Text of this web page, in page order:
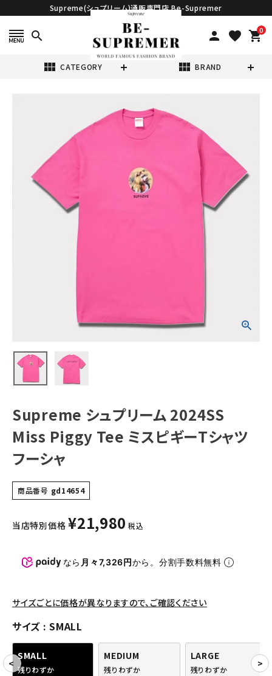
Supreme(シュプリーム)通販専門店 Be-Supremer
search person favorite 0
shopping_cart
view_module CATEGORY view_module BRAND
Tシャツ・ロングスリーブ
パーカー・トレーナー
キャップ・ハット
ニット帽・ビーニー
その他バッグ類
スニーカー・ブーツ
COLLABORATION BRAND
SEASON
CONTENTS
Supreme シュプリーム 2024SS
Miss Piggy Tee ミスピギーTシャツ
フーシャ
商品番号 gd14654
当店特別価格 ¥21,980 税込
なら 月々7,326円から。分割手数料無料
サイズごとに価格が異なりますので、ご確認ください
サイズ SMALL
SMALL
残りわずか
MEDIUM
残りわずか
LARGE
残りわずか